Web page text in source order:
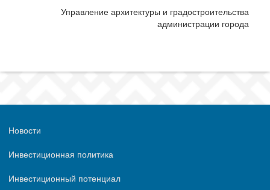
Управление архитектуры и градостроительства
администрации города
Новости
Инвестиционная политика
Инвестиционный потенциал